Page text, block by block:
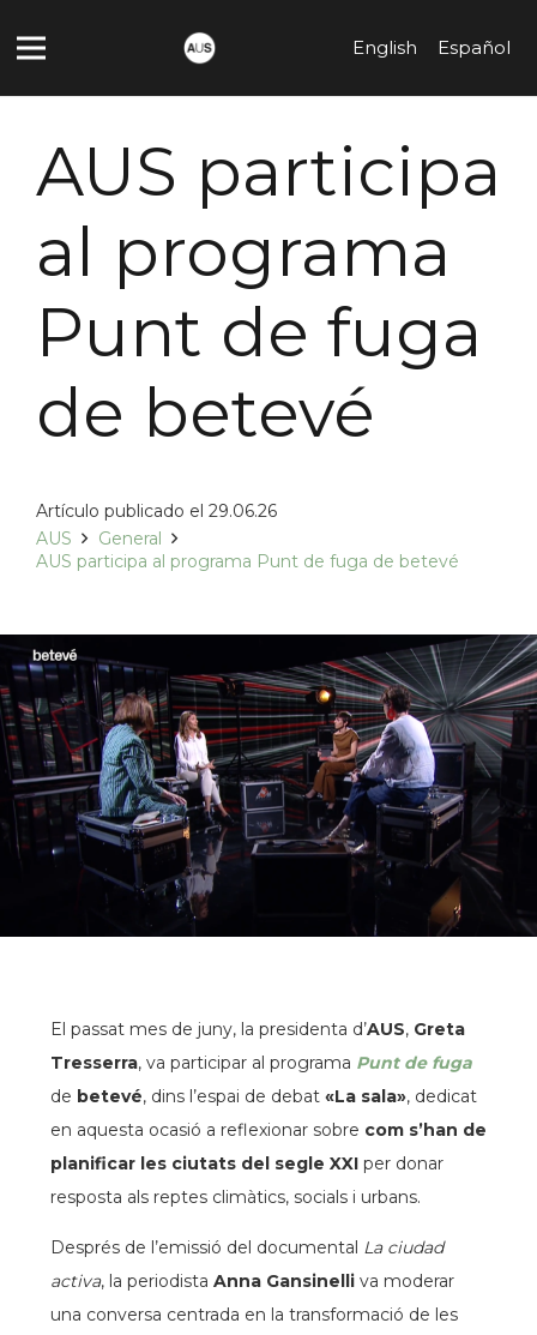
English Español
AUS participa
al programa
Punt de fuga
de betevé
Artículo publicado el 29.06.26
AUS
General
AUS participa al programa Punt de fuga de betevé
El passat mes de juny, la presidenta d’AUS, Greta
Tresserra, va participar al programa Punt de fuga
de betevé, dins l’espai de debat «La sala», dedicat
en aquesta ocasió a reflexionar sobre com s’han de
planificar les ciutats del segle XXI per donar
resposta als reptes climàtics, socials i urbans.
Després de l’emissió del documental La ciudad
activa, la periodista Anna Gansinelli va moderar
una conversa centrada en la transformació de les